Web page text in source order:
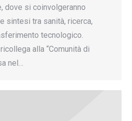
dove si coinvolgeranno
sintesi tra sanità, ricerca,
tecnologico.
alla “Comunità di
nel…